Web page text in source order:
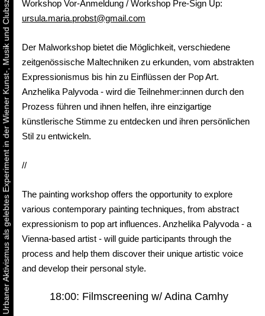
Urbaner Aktivismus als gelebtes Experiment in der Wiener Kunst-, Musik und Clubszene
Workshop Vor-Anmeldung / Workshop Pre-Sign Up:
ursula.maria.probst@gmail.com
Der Malworkshop bietet die Möglichkeit, verschiedene
zeitgenössische Maltechniken zu erkunden, vom abstrakten
Expressionismus bis hin zu Einflüssen der Pop Art.
Anzhelika Palyvoda - wird die Teilnehmer:innen durch den
Prozess führen und ihnen helfen, ihre einzigartige
künstlerische Stimme zu entdecken und ihren persönlichen
Stil zu entwickeln.
//
The painting workshop offers the opportunity to explore
various contemporary painting techniques, from abstract
expressionism to pop art influences. Anzhelika Palyvoda - a
Vienna-based artist - will guide participants through the
process and help them discover their unique artistic voice
and develop their personal style.
18:00: Filmscreening w/ Adina Camhy